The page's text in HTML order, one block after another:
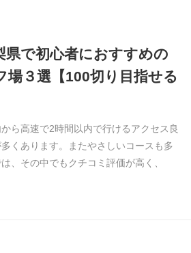
県で初心者におすすめの
場３選【100切り目指せる
ら高速で2時間以内で行けるアクセス良
くあります。またやさしいコースも多
、その中でもクチコミ評価が高く、